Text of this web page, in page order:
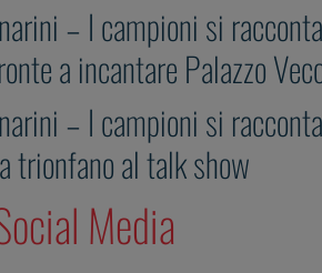
– I campioni si
a incantare Palazzo
– I campioni si
trionfano al talk show
Media